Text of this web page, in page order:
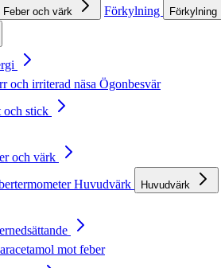
Feber och värk Förkylning Förkylning
och irriterad näsa Ögonbesvär
och stick
och värk
Huvudvärk Huvudvärk
mot feber